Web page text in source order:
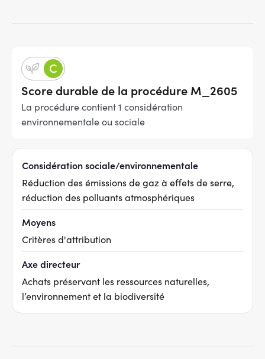
Score durable de la procédure M_2605
La procédure contient 1 considération
environnementale ou sociale
Considération sociale/environnementale
Réduction des émissions de gaz à effets de serre,
réduction des polluants atmosphériques
Moyens
Critères d'attribution
Axe directeur
Achats préservant les ressources naturelles,
l’environnement et la biodiversité